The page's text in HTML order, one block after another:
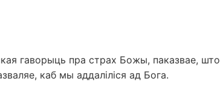
гаворыць пра страх Божы, паказвае, што
каб мы аддаліліся ад Бога.